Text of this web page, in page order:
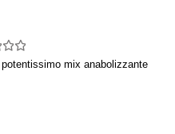
mix anabolizzante